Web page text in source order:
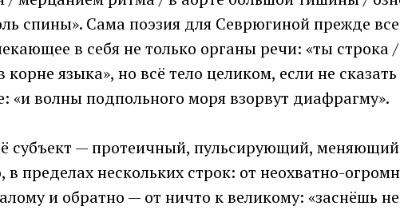
спины». Сама поэзия для Севрюгиной прежде
в себя не только органы речи: «ты строка
корне языка», но всё тело целиком, если не
«и волны подпольного моря взорвут диафрагму».
субъект — протеичный, пульсирующий,
в пределах нескольких строк: от неохватно-
и обратно — от ничто к великому: «заснёшь